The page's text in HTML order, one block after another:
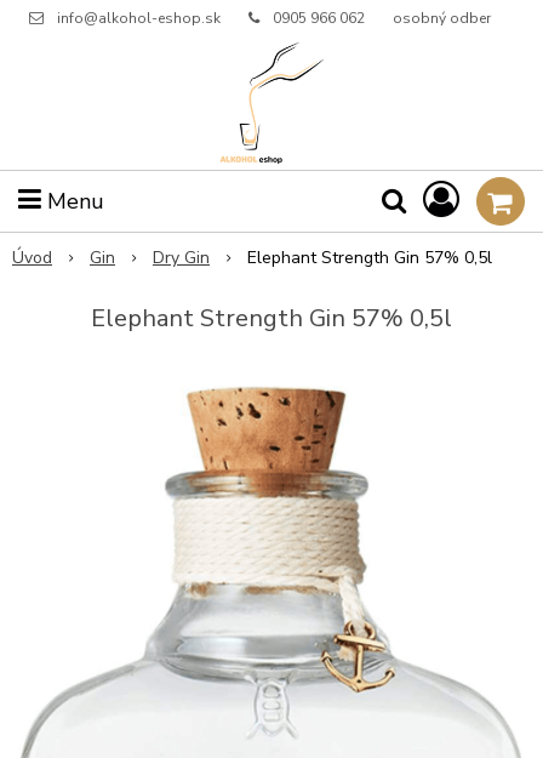
info@alkohol-eshop.sk 0905 966 062 osobný odber
Menu
Úvod Gin Dry Gin Elephant Strength Gin 57% 0,5l
Elephant Strength Gin 57% 0,5l